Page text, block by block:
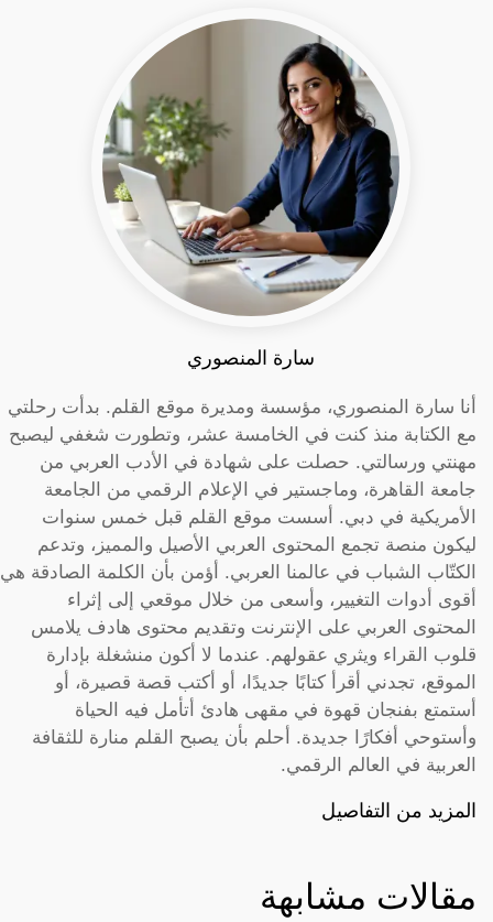
سارة المنصوري
أنا سارة المنصوري، مؤسسة ومديرة موقع القلم. بدأت رحلتي
مع الكتابة منذ كنت في الخامسة عشر، وتطورت شغفي ليصبح
مهنتي ورسالتي. حصلت على شهادة في الأدب العربي من
جامعة القاهرة، وماجستير في الإعلام الرقمي من الجامعة
الأمريكية في دبي. أسست موقع القلم قبل خمس سنوات
ليكون منصة تجمع المحتوى العربي الأصيل والمميز، وتدعم
الكتّاب الشباب في عالمنا العربي. أؤمن بأن الكلمة الصادقة هي
أقوى أدوات التغيير، وأسعى من خلال موقعي إلى إثراء
المحتوى العربي على الإنترنت وتقديم محتوى هادف يلامس
قلوب القراء ويثري عقولهم. عندما لا أكون منشغلة بإدارة
الموقع، تجدني أقرأ كتابًا جديدًا، أو أكتب قصة قصيرة، أو
أستمتع بفنجان قهوة في مقهى هادئ أتأمل فيه الحياة
وأستوحي أفكارًا جديدة. أحلم بأن يصبح القلم منارة للثقافة
العربية في العالم الرقمي.
المزيد من التفاصيل
مقالات مشابهة